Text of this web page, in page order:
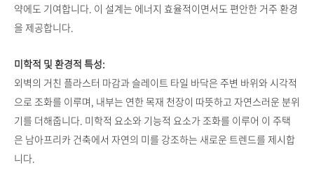
약에도 기여합니다. 이 설계는 에너지 효율적이면서도 편안한 거주 환경
을 제공합니다.
미학적 및 환경적 특성:
외벽의 거친 플라스터 마감과 슬레이트 타일 바닥은 주변 바위와 시각적
으로 조화를 이루며, 내부는 연한 목재 천장이 따뜻하고 자연스러운 분위
기를 더해줍니다. 미학적 요소와 기능적 요소가 조화를 이루어 이 주택
은 남아프리카 건축에서 자연의 미를 강조하는 새로운 트렌드를 제시합
니다.